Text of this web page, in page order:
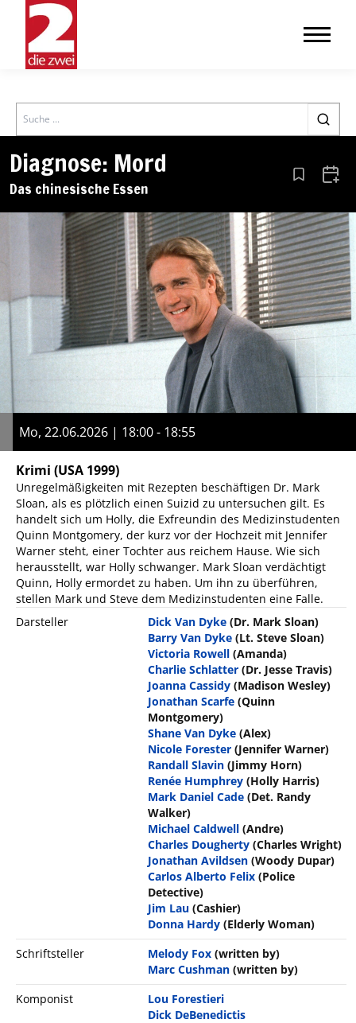
Search
Diagnose: Mord
Das chinesische Essen Aus den
Mo, 22.06.2026 | 18:00 - 18:55
Krimi (USA 1999)
Unregelmäßigkeiten mit Rezepten beschäftigen Dr. Mark
Sloan, als es plötzlich einen Suizid zu untersuchen gilt. Es
handelt sich um Holly, die Exfreundin des Medizinstudenten
Quinn Montgomery, der kurz vor der Hochzeit mit Jennifer
Warner steht, einer Tochter aus reichem Hause. Wie sich
herausstellt, war Holly schwanger. Mark Sloan verdächtigt
Quinn, Holly ermordet zu haben. Um ihn zu überführen,
stellen Mark und Steve dem Medizinstudenten eine Falle.
Darsteller
Dick Van Dyke (Dr. Mark Sloan)
Barry Van Dyke (Lt. Steve Sloan)
Victoria Rowell (Amanda)
Charlie Schlatter (Dr. Jesse Travis)
Joanna Cassidy (Madison Wesley)
Jonathan Scarfe (Quinn
Montgomery)
Shane Van Dyke (Alex)
Nicole Forester (Jennifer Warner)
Randall Slavin (Jimmy Horn)
Renée Humphrey (Holly Harris)
Mark Daniel Cade (Det. Randy
Walker)
Michael Caldwell (Andre)
Charles Dougherty (Charles Wright)
Jonathan Avildsen (Woody Dupar)
Carlos Alberto Felix (Police
Detective)
Jim Lau (Cashier)
Donna Hardy (Elderly Woman)
Schriftsteller
Melody Fox (written by)
Marc Cushman (written by)
Komponist
Lou Forestieri
Dick DeBenedictis